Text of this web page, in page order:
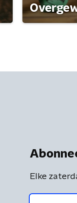
Elke